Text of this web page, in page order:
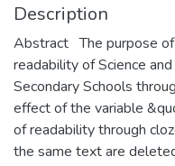
Description
Abstract The purpose
readability of Science
Secondary Schools
effect of the variable
of readability through
the same text are